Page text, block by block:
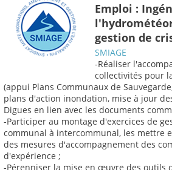
Emploi :
gestion de
SMIAGE
-Réaliser
collectivités pour
(appui Plans Communaux de
plans d'action inondation, mise à jour
Digues en lien avec les documents
-Participer au montage d'exercices de
communal à intercommunal, les mettre
des mesures d'accompagnement des
d'expérience ;
-Pérenniser la mise en œuvre des outils